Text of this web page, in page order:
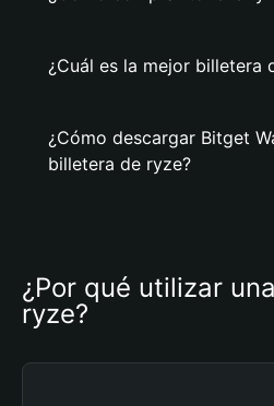
¿Cuál es la mejor billetera
¿Cómo descargar Bitget
billetera de ryze?
¿Por qué utilizar
ryze?